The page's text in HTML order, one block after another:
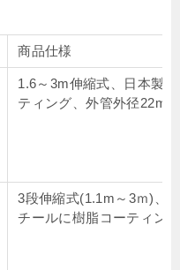
商品仕様
1.6～3m伸縮式、日本製
ティング、外管外径22mm
3段伸縮式(1.1m～3ｍ)、
チールに樹脂コーティン